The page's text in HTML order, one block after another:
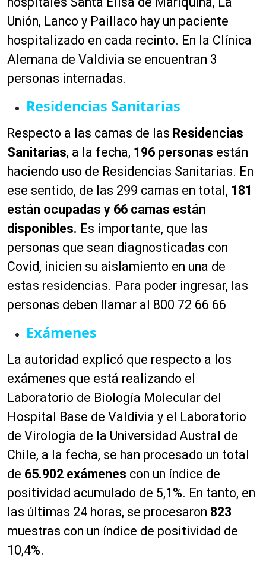
Unión, Lanco y Paillaco hay un paciente
hospitalizado en cada recinto. En la Clínica
Alemana de Valdivia se encuentran 3
personas internadas.
Residencias Sanitarias
Respecto a las camas de las Residencias
Sanitarias, a la fecha, 196 personas están
haciendo uso de Residencias Sanitarias. En
ese sentido, de las 299 camas en total, 181
están ocupadas y 66 camas están
disponibles. Es importante, que las
personas que sean diagnosticadas con
Covid, inicien su aislamiento en una de
estas residencias. Para poder ingresar, las
personas deben llamar al 800 72 66 66
Exámenes
La autoridad explicó que respecto a los
exámenes que está realizando el
Laboratorio de Biología Molecular del
Hospital Base de Valdivia y el Laboratorio
de Virología de la Universidad Austral de
Chile, a la fecha, se han procesado un total
de 65.902 exámenes con un índice de
positividad acumulado de 5,1%. En tanto, en
las últimas 24 horas, se procesaron 823
muestras con un índice de positividad de
10,4%.